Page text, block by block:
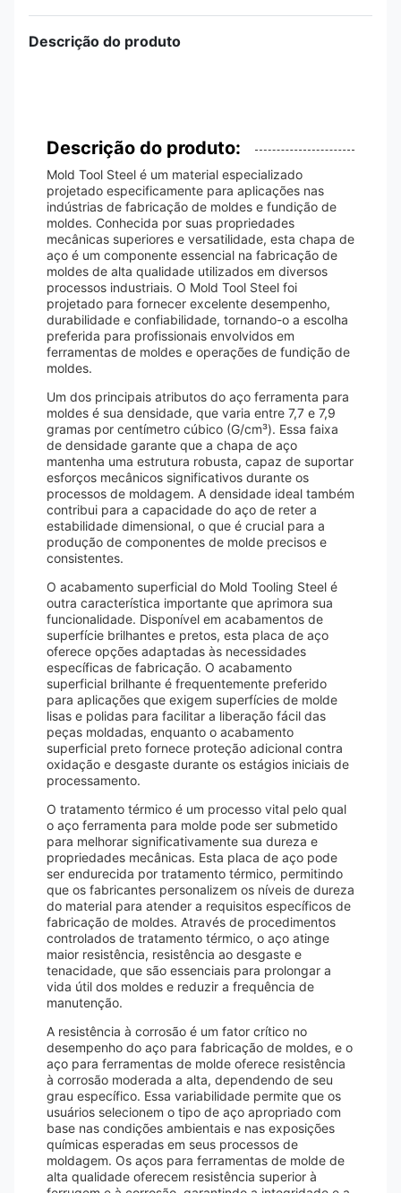
Descrição do produto
Descrição do produto:
Mold Tool Steel é um material especializado
projetado especificamente para aplicações nas
indústrias de fabricação de moldes e fundição de
moldes. Conhecida por suas propriedades
mecânicas superiores e versatilidade, esta chapa de
aço é um componente essencial na fabricação de
moldes de alta qualidade utilizados em diversos
processos industriais. O Mold Tool Steel foi
projetado para fornecer excelente desempenho,
durabilidade e confiabilidade, tornando-o a escolha
preferida para profissionais envolvidos em
ferramentas de moldes e operações de fundição de
moldes.
Um dos principais atributos do aço ferramenta para
moldes é sua densidade, que varia entre 7,7 e 7,9
gramas por centímetro cúbico (G/cm³). Essa faixa
de densidade garante que a chapa de aço
mantenha uma estrutura robusta, capaz de suportar
esforços mecânicos significativos durante os
processos de moldagem. A densidade ideal também
contribui para a capacidade do aço de reter a
estabilidade dimensional, o que é crucial para a
produção de componentes de molde precisos e
consistentes.
O acabamento superficial do Mold Tooling Steel é
outra característica importante que aprimora sua
funcionalidade. Disponível em acabamentos de
superfície brilhantes e pretos, esta placa de aço
oferece opções adaptadas às necessidades
específicas de fabricação. O acabamento
superficial brilhante é frequentemente preferido
para aplicações que exigem superfícies de molde
lisas e polidas para facilitar a liberação fácil das
peças moldadas, enquanto o acabamento
superficial preto fornece proteção adicional contra
oxidação e desgaste durante os estágios iniciais de
processamento.
O tratamento térmico é um processo vital pelo qual
o aço ferramenta para molde pode ser submetido
para melhorar significativamente sua dureza e
propriedades mecânicas. Esta placa de aço pode
ser endurecida por tratamento térmico, permitindo
que os fabricantes personalizem os níveis de dureza
do material para atender a requisitos específicos de
fabricação de moldes. Através de procedimentos
controlados de tratamento térmico, o aço atinge
maior resistência, resistência ao desgaste e
tenacidade, que são essenciais para prolongar a
vida útil dos moldes e reduzir a frequência de
manutenção.
A resistência à corrosão é um fator crítico no
desempenho do aço para fabricação de moldes, e o
aço para ferramentas de molde oferece resistência
à corrosão moderada a alta, dependendo de seu
grau específico. Essa variabilidade permite que os
usuários selecionem o tipo de aço apropriado com
base nas condições ambientais e nas exposições
químicas esperadas em seus processos de
moldagem. Os aços para ferramentas de molde de
alta qualidade oferecem resistência superior à